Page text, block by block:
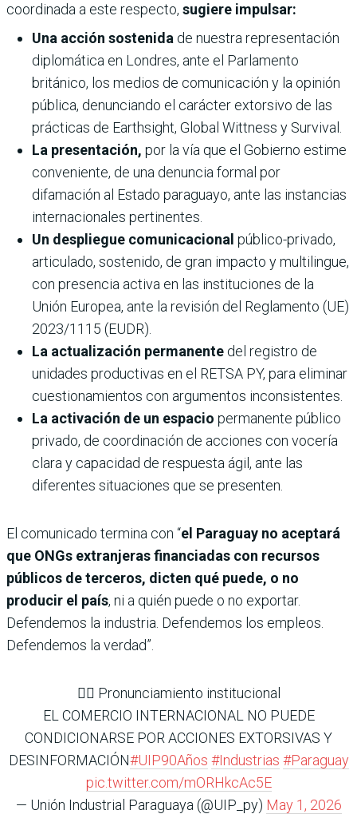
coordinada a este respecto, sugiere impulsar:
Una acción sostenida de nuestra representación
diplomática en Londres, ante el Parlamento
británico, los medios de comunicación y la opinión
pública, denunciando el carácter extorsivo de las
prácticas de Earthsight, Global Wittness y Survival.
La presentación, por la vía que el Gobierno estime
conveniente, de una denuncia formal por
difamación al Estado paraguayo, ante las instancias
internacionales pertinentes.
Un despliegue comunicacional público-privado,
articulado, sostenido, de gran impacto y multilingue,
con presencia activa en las instituciones de la
Unión Europea, ante la revisión del Reglamento (UE)
2023/1115 (EUDR).
La actualización permanente del registro de
unidades productivas en el RETSA PY, para eliminar
cuestionamientos con argumentos inconsistentes.
La activación de un espacio permanente público
privado, de coordinación de acciones con vocería
clara y capacidad de respuesta ágil, ante las
diferentes situaciones que se presenten.
El comunicado termina con “el Paraguay no aceptará
que ONGs extranjeras financiadas con recursos
públicos de terceros, dicten qué puede, o no
producir el país, ni a quién puede o no exportar.
Defendemos la industria. Defendemos los empleos.
Defendemos la verdad”.
👉🏻 Pronunciamiento institucional
EL COMERCIO INTERNACIONAL NO PUEDE
CONDICIONARSE POR ACCIONES EXTORSIVAS Y
DESINFORMACIÓN#UIP90Años #Industrias #Paraguay
pic.twitter.com/mORHkcAc5E
— Unión Industrial Paraguaya (@UIP_py) May 1, 2026